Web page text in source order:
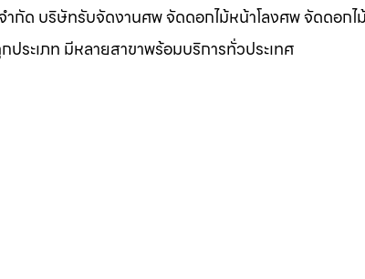
กัด บริษัทรับจัดงานศพ จัดดอกไม้หน้าโลงศพ จัดดอกไ
ประเภท มีหลายสาขาพร้อมบริการทั่วประเทศ